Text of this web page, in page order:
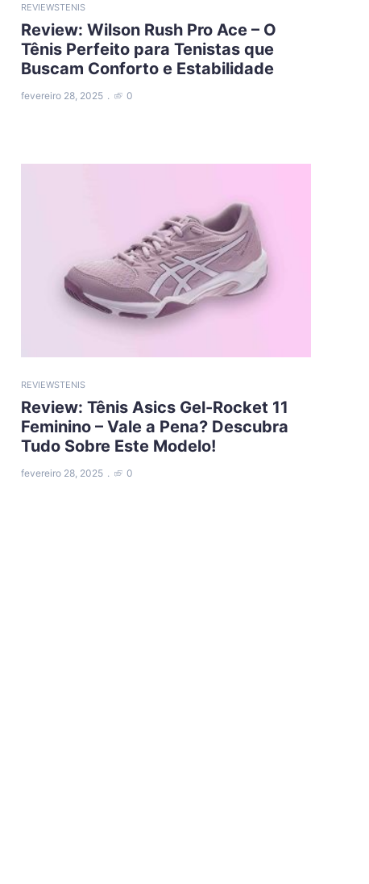
REVIEWSTENIS
Review: Wilson Rush Pro Ace – O
Tênis Perfeito para Tenistas que
Buscam Conforto e Estabilidade
fevereiro 28, 2025 0
REVIEWSTENIS
Review: Tênis Asics Gel-Rocket 11
Feminino – Vale a Pena? Descubra
Tudo Sobre Este Modelo!
fevereiro 28, 2025 0